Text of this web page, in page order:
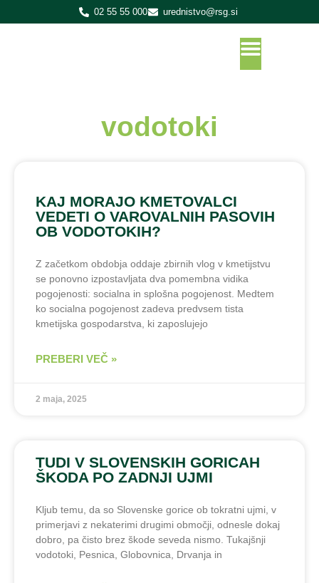
02 55 55 000 urednistvo@rsg.si
vodotoki
KAJ MORAJO KMETOVALCI
VEDETI O VAROVALNIH PASOVIH
OB VODOTOKIH?
Z začetkom obdobja oddaje zbirnih vlog v kmetijstvu
se ponovno izpostavljata dva pomembna vidika
pogojenosti: socialna in splošna pogojenost. Medtem
ko socialna pogojenost zadeva predvsem tista
kmetijska gospodarstva, ki zaposlujejo
PREBERI VEČ »
2 maja, 2025
TUDI V SLOVENSKIH GORICAH
ŠKODA PO ZADNJI UJMI
Kljub temu, da so Slovenske gorice ob tokratni ujmi, v
primerjavi z nekaterimi drugimi območji, odnesle dokaj
dobro, pa čisto brez škode seveda nismo. Tukajšnji
vodotoki, Pesnica, Globovnica, Drvanja in